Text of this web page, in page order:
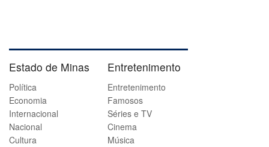
Estado de Minas
Política
Economia
Internacional
Nacional
Cultura
Entretenimento
Entretenimento
Famosos
Séries e TV
Cinema
Música